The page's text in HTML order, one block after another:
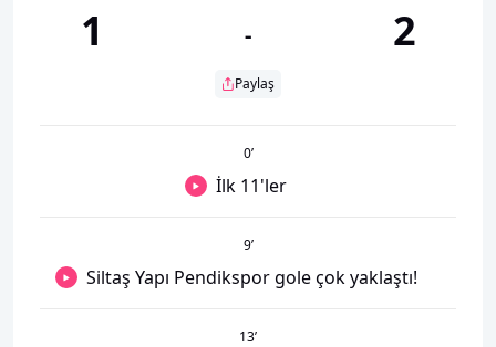
1 -
Paylaş
2
0’
İlk 11'ler
9’
Siltaş Yapı Pendikspor gole çok yaklaştı!
13’